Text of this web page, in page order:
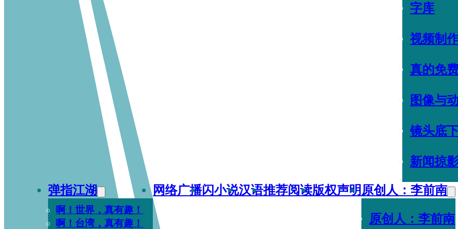
字库
视频制
真的免
图像与
镜头底
新闻掠
弹指江湖
啊！世界，真有趣！
啊！台湾，真有趣！
网络广播闪小说汉语推荐阅读版权声明 原创人：李前南
原创人：李前南